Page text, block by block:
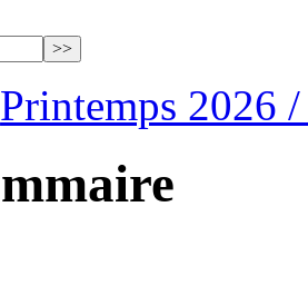
Printemps 2026